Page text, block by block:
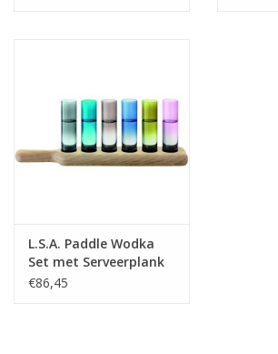
L.S.A. Paddle Wodka
Set met Serveerplank
Set van 6 Stuks Assorti
€86,45